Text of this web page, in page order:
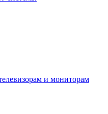
и мониторам